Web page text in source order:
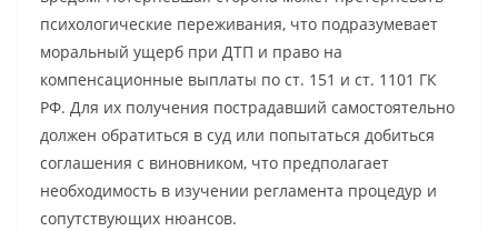
психологические переживания, что подразумевает
моральный ущерб при ДТП и право на
компенсационные выплаты по ст. 151 и ст. 1101 ГК
РФ. Для их получения пострадавший самостоятельно
должен обратиться в суд или попытаться добиться
соглашения с виновником, что предполагает
необходимость в изучении регламента процедур и
сопутствующих нюансов.